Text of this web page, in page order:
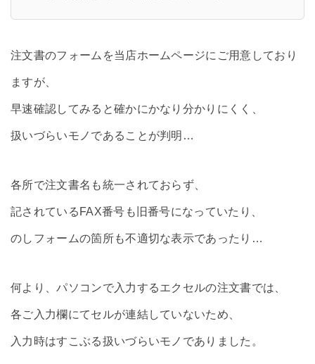
注文書のフォームを当店ホームページにご用意しており
ますが、
早速確認してみると確かにかなり分かりにくく、
扱いづらいモノであることが判明…
各所で注文書名も統一されておらず、
記されているFAX番号も旧番号になっていたり、
のしフォームの箇所も不適切な表示であったり…
何より、パソコンで入力するエクセルの注文書では、
各ご入力欄にてセルが連結していないため、
入力時はすこぶる扱いづらいモノでありました。